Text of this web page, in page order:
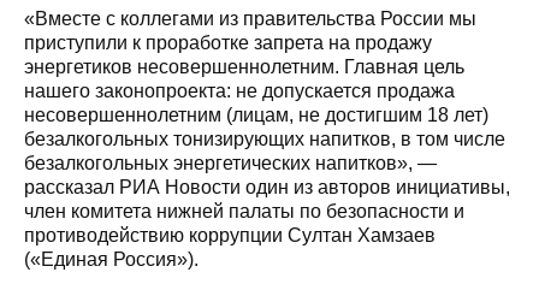
«Вместе с коллегами из правительства России мы
приступили к проработке запрета на продажу
энергетиков несовершеннолетним. Главная цель
нашего законопроекта: не допускается продажа
несовершеннолетним (лицам, не достигшим 18 лет)
безалкогольных тонизирующих напитков, в том числе
безалкогольных энергетических напитков», —
рассказал РИА Новости один из авторов инициативы,
член комитета нижней палаты по безопасности и
противодействию коррупции Султан Хамзаев
(«Единая Россия»).